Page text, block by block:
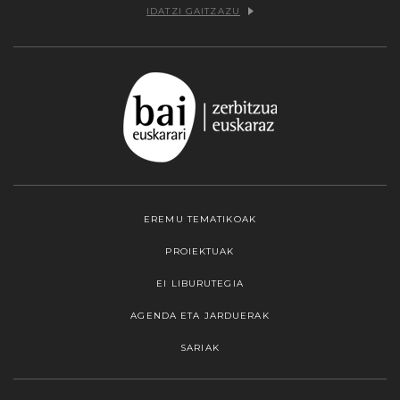
IDATZI GAITZAZU
EREMU TEMATIKOAK
PROIEKTUAK
EI LIBURUTEGIA
AGENDA ETA JARDUERAK
SARIAK